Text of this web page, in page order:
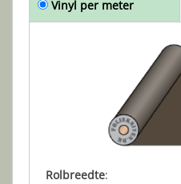
Vinyl per meter
Rolbreedte: